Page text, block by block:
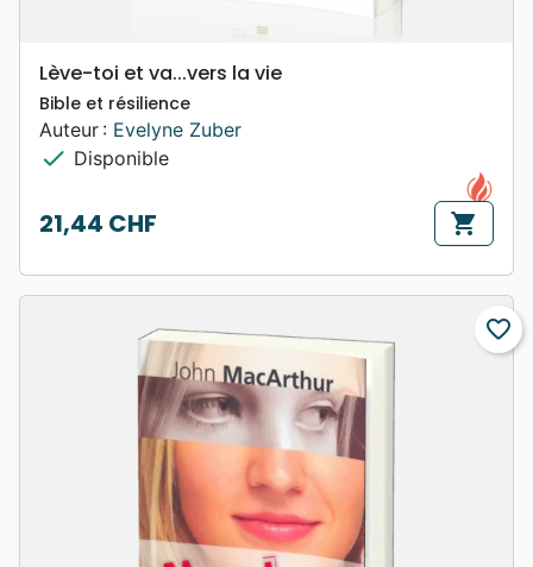
Lève-toi et va...vers la vie
Bible et résilience
Auteur : Evelyne Zuber
check Disponible
Prix
21,44 CHF shopping_cart
favorite_border